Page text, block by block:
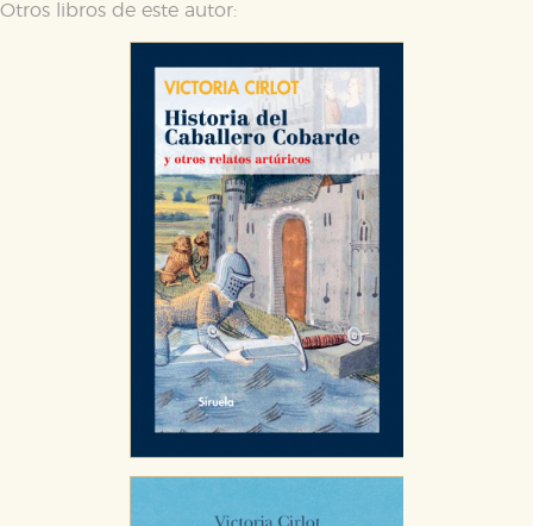
Otros libros de este autor:
CONFIGURACIÓN DE COOKIES
HABILITAR TODO RECHAZAR TODO
Cookies necesarias
Estas cookies son necesarias para que nuestro sitio
web funcione y no es posible deshabilitarlas desde
navegador, pero en ese caso es posible que algunas